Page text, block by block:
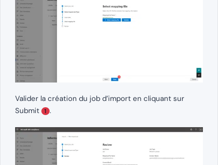
Valider la création du job d’import en cliquant sur
Submit
1 .